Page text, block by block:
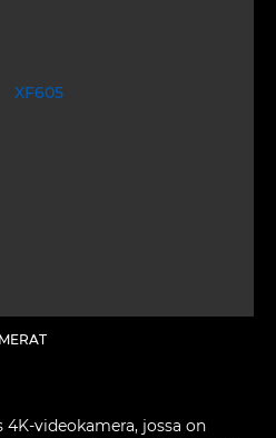
videokamera, jossa on